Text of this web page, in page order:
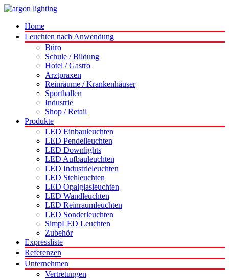
Home
Leuchten nach Anwendung
Büro
Schule / Bildung
Hotel / Gastro
Arztpraxen
Reinräume / Krankenhäuser
Sporthallen
Industrie
Shop / Retail
Produkte
LED Einbauleuchten
LED Pendelleuchten
LED Downlights
LED Aufbauleuchten
LED Industrieleuchten
LED Stehleuchten
LED Opalglasleuchten
LED Wandleuchten
LED Reinraumleuchten
LED Sonderleuchten
SimpLED Leuchten
Zubehör
Expressliste
Referenzen
Unternehmen
Vertretungen